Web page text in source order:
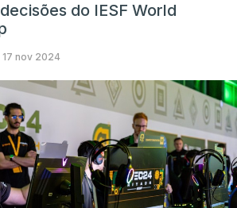
do IESF World
17 nov 2024